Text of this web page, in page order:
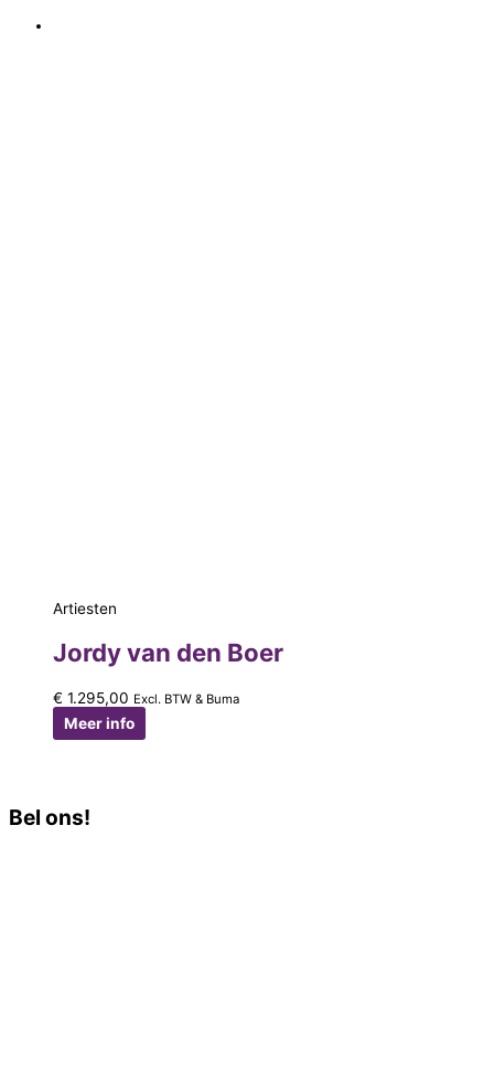
Artiesten
Jordy van den Boer
€ 1.295,00 Excl. BTW & Buma
Meer info
Bel ons!